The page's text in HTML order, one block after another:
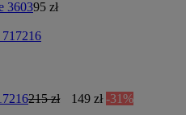
360395 zł
215 zł 149 zł -31%